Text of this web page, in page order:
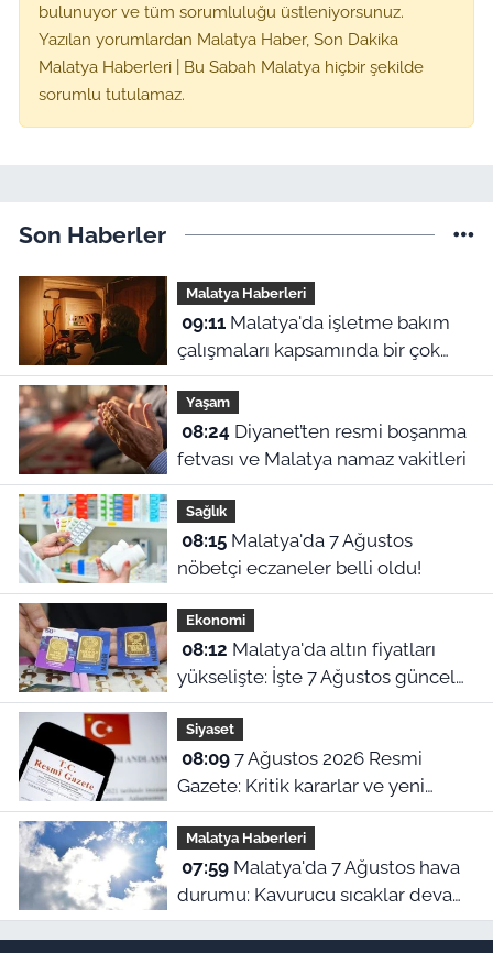
bulunuyor ve tüm sorumluluğu üstleniyorsunuz.
Yazılan yorumlardan Malatya Haber, Son Dakika
Malatya Haberleri | Bu Sabah Malatya hiçbir şekilde
sorumlu tutulamaz.
Son Haberler
Malatya Haberleri
09:11Malatya'da işletme bakım
çalışmaları kapsamında bir çok
ilçede planlı elektrik kesintileri
uygulanacak. Kesintilerin yap
Yaşam
08:24
fetvası ve Malatya namaz vakitleri
Sağlık
08:15Malatya'da 7 Ağustos
nöbetçi eczaneler belli oldu!
Ekonomi
08:12
yükselişte: İşte 7 Ağustos güncel
piyasa ekranı!
Siyaset
08:097 Ağustos 2026 Resmi
Gazete: Kritik kararlar ve yeni
yönetmelikler yürürlükte
Malatya Haberleri
07:59Malatya'da 7 Ağustos hava
durumu: Kavurucu sıcaklar devam
ediyor!